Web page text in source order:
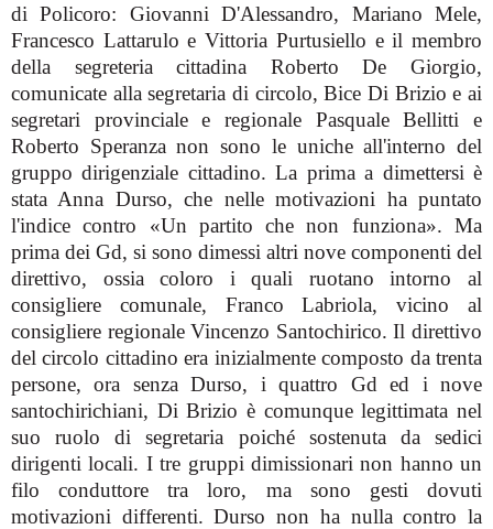
di Policoro: Giovanni D'Alessandro, Mariano Mele,
Francesco Lattarulo e Vittoria Purtusiello e il membro
della segreteria cittadina Roberto De Giorgio,
comunicate alla segretaria di circolo, Bice Di Brizio e ai
segretari provinciale e regionale Pasquale Bellitti e
Roberto Speranza non sono le uniche all'interno del
gruppo dirigenziale cittadino. La prima a dimettersi è
stata Anna Durso, che nelle motivazioni ha puntato
l'indice contro «Un partito che non funziona». Ma
prima dei Gd, si sono dimessi altri nove componenti del
direttivo, ossia coloro i quali ruotano intorno al
consigliere comunale, Franco Labriola, vicino al
consigliere regionale Vincenzo Santochirico. Il direttivo
del circolo cittadino era inizialmente composto da trenta
persone, ora senza Durso, i quattro Gd ed i nove
santochirichiani, Di Brizio è comunque legittimata nel
suo ruolo di segretaria poiché sostenuta da sedici
dirigenti locali. I tre gruppi dimissionari non hanno un
filo conduttore tra loro, ma sono gesti dovuti
motivazioni differenti. Durso non ha nulla contro la